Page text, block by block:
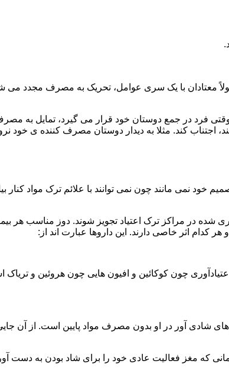
معتادان با یک سری عوامل، تحریک به مصرف مجدد می
فرد در جمع دوستان خود قرار می گیرد، تمایل به مصرف
اجتناب کند. مثلا به دیدار دوستان مصرف کننده ی خود
خود نمی مانند چون نمی توانند با علائم ترک مواد کنار
شده در مراکز ترک اعتیاد تجویز شوند. دوز مناسب هر
کدام اثر خاصی دارند. این داروها عبارت اند از:
چون کوکائین و افیون هایی چون هروئین و تریاک
شادی آور در او بدون مصرف مواد پایین است. از آن
که مغز فعالیت عادی خود را برای شاد بودن به دست